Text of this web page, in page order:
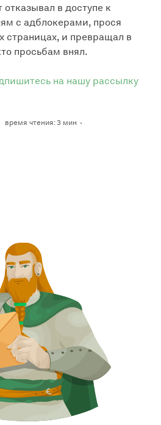
в доступе к
с адблокерами, прося
страницах, и превращал в
просьбам внял.
на нашу рассылку
время чтения: 3 мин